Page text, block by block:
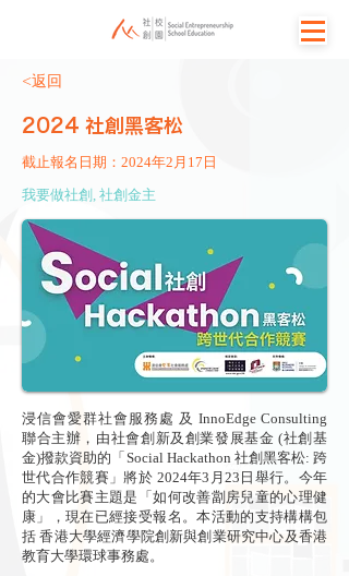
<返回
2024 社創黑客松
截止報名日期：2024年2月17日
我要做社創, 社創金主
浸信會愛群社會服務處 及 InnoEdge Consulting
聯合主辦，由社會創新及創業發展基金 (社創基
金)撥款資助的「Social Hackathon 社創黑客松: 跨
世代合作競賽」將於 2024年3月23日舉行。今年
的大會比賽主題是「如何改善劏房兒童的心理健
康」，現在已經接受報名。本活動的支持構構包
括 香港大學經濟學院創新與創業研究中心及香港
教育大學環球事務處。